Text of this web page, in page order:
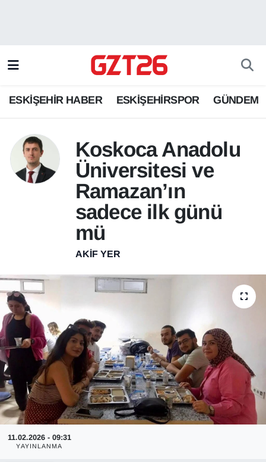
ESKİŞEHİR HABER ESKİŞEHİRSPOR GÜNDEM
Koskoca Anadolu
Üniversitesi ve
Ramazan’ın
sadece ilk günü
mü
AKIF YER
11.02.2026 - 09:31
YAYINLANMA
ESKİŞEHİRSPOR
GÜNDEM
SPOR
Odunpazarı Trafik Yoğunluk Haritası
Süper Lig Puan Durumu ve Fikstür
Tüm Manşetler
Son Dakika Haberleri
Haber Arşivi